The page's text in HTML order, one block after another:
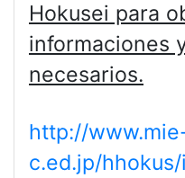
Hokusei para
informaciones
necesarios.
http://
c.ed.jp/